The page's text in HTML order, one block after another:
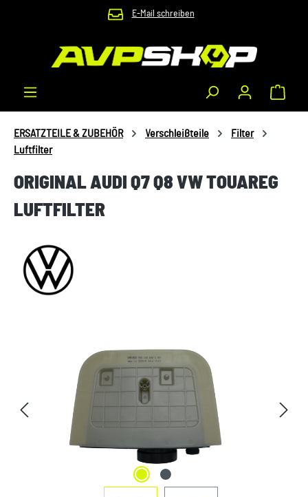
Zum Hauptinhalt springen E-Mail schreiben
ERSATZTEILE & ZUBEHÖR Verschleißteile
Filter
Luftfilter
ORIGINAL AUDI Q7 Q8 VW TOUAREG
LUFTFILTER